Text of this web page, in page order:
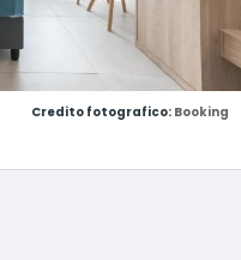
Credito fotografico: Booking